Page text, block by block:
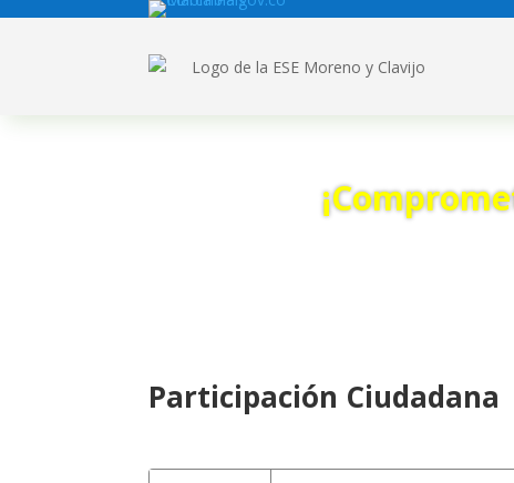
Participación Ciudadana